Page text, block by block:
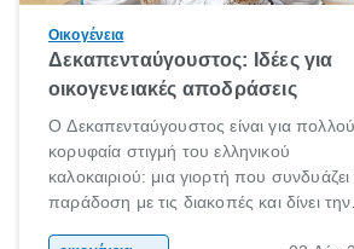
Οικογένεια
Δεκαπενταύγουστος: Ιδέες για
οικογενειακές αποδράσεις
Ο Δεκαπενταύγουστος είναι για
κορυφαία στιγμή του ελληνικού
καλοκαιριού: μια γιορτή που συνδυάζει
παράδοση με τις διακοπές και δίνει την